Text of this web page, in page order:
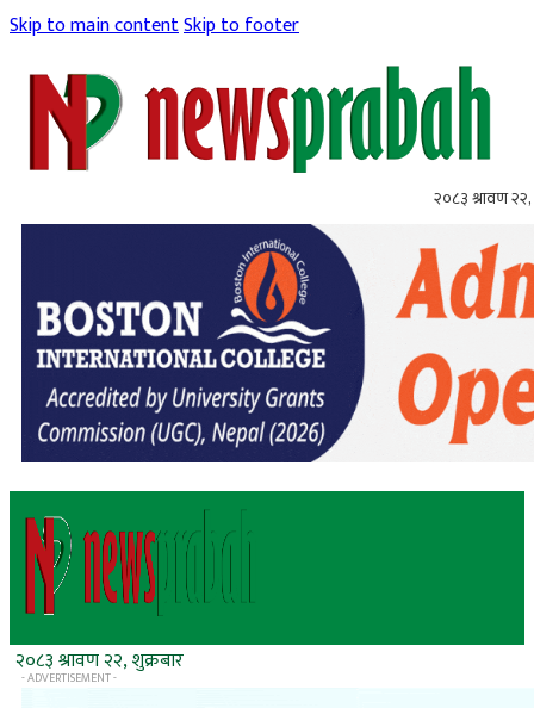
Skip to main contentSkip to footer
२०८३ श्रावण २२,
२०८३ श्रावण २२, शुक्रबार
- ADVERTISEMENT -